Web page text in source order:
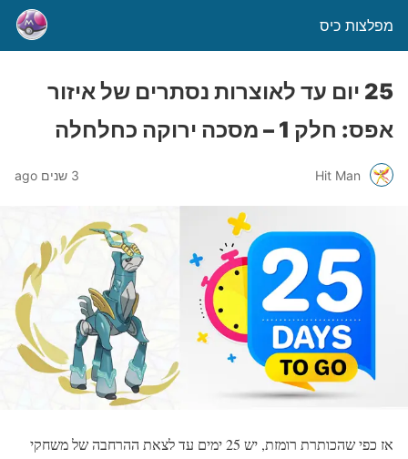
מפלצות כיס
25 יום עד לאוצרות נסתרים של איזור
אפס: חלק 1 – מסכה ירוקה כחלחלה
Hit Man 3 שנים ago
אז כפי שהכותרת רומזת, יש 25 ימים עד לצאת ההרחבה של משחקי